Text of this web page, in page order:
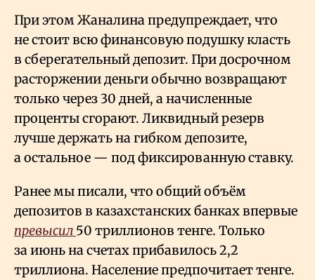
При этом Жаналина предупреждает, что
не стоит всю финансовую подушку класть
в сберегательный депозит. При досрочном
расторжении деньги обычно возвращают
только через 30 дней, а начисленные
проценты сгорают. Ликвидный резерв
лучше держать на гибком депозите,
а остальное — под фиксированную ставку.
Ранее мы писали, что общий объём
депозитов в казахстанских банках впервые
превысил 50 триллионов тенге. Только
за июнь на счетах прибавилось 2,2
триллиона. Население предпочитает тенге.